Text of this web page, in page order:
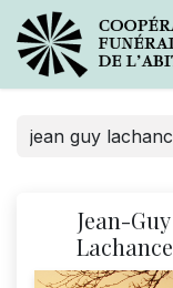
Jean-Guy
Lachance